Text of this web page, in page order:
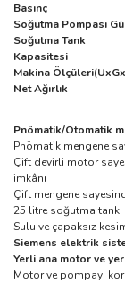
Basınç
Soğutma Pompası
Soğutma Tank
Kapasitesi
Makina
Net Ağırlık
Pnömatik/Otomatik
Pnömatik mengene
Çift devirli motor
imkânı
Çift mengene
25 litre soğutma
Sulu ve çapaksız
Siemens elektrik
Yerli ana motor ve
Motor ve pompayı